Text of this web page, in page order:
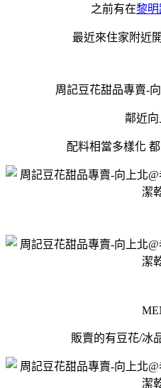
之前有在黎
最近來住家附近
周記豆花甜品專賣-
鄰近
配料相當多樣化
販賣的有豆花/冰